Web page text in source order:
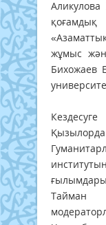
жұмыс
Бихожаев